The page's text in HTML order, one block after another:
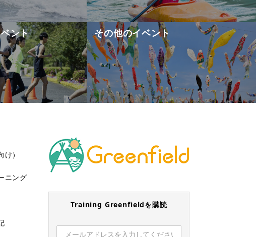
ント その他のイベント
）
ニング
Training Greenfieldを購読